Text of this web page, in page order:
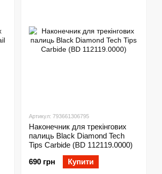
Артикул: 793661306795
Наконечник для трекінгових
палиць Black Diamond Tech
Tips Carbide (BD 112119.0000)
690 грн
Купити